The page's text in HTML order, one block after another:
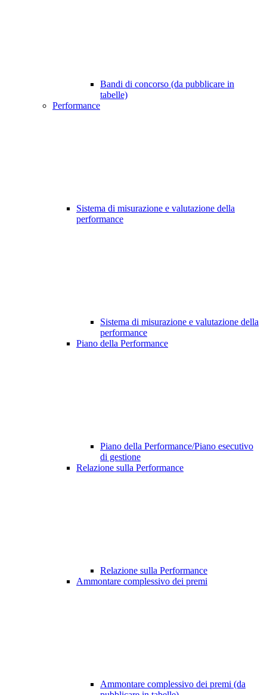
Bandi di concorso (da pubblicare in
tabelle)
Performance
Sistema di misurazione e valutazione della
performance
Sistema di misurazione e valutazione della
performance
Piano della Performance
Piano della Performance/Piano esecutivo
di gestione
Relazione sulla Performance
Relazione sulla Performance
Ammontare complessivo dei premi
Ammontare complessivo dei premi (da